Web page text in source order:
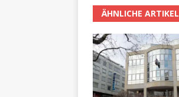
ÄHNLICHE ARTIKEL